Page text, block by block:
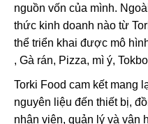
nguồn vốn của mình.
thức kinh doanh nào từ
thể triển khai được mô
, Gà rán, Pizza, mì ý,
Torki Food cam kết mang
nguyên liệu đến thiết bị,
nhân viên, quản lý và vận